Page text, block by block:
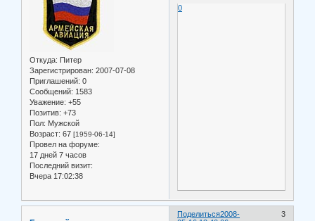
Откуда: Питер
Зарегистрирован: 2007-07-08
Приглашений: 0
Сообщений: 1583
Уважение: +55
Позитив: +73
Пол: Мужской
Возраст: 67 [1959-06-14]
Провел на форуме:
17 дней 7 часов
Последний визит:
Вчера 17:02:38
0
Поделиться 3
2008-